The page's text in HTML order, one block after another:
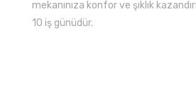
mekanınıza konfor ve şıklık
10 iş günüdür.